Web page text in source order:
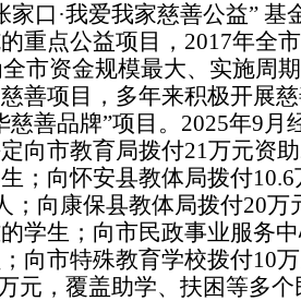
家口·我爱我家慈善公益” 基
重点公益项目， 2017年全
市资金规模最大、实施周
善项目，多年来积极开展
善品牌”项目。 2025年9月
向市教育局拨付21万元资助
；向怀安县教体局拨付10.6
；向康保县教体局拨付20万
学生；向市民政事业服务
向市特殊教育学校拨付10
元，覆盖助学、扶困等多